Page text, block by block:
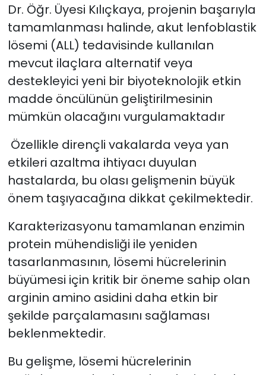
Dr. Öğr. Üyesi Kılıçkaya, projenin başarıyla
tamamlanması halinde, akut lenfoblastik
lösemi (ALL) tedavisinde kullanılan
mevcut ilaçlara alternatif veya
destekleyici yeni bir biyoteknolojik etkin
madde öncülünün geliştirilmesinin
mümkün olacağını vurgulamaktadır
Özellikle dirençli vakalarda veya yan
etkileri azaltma ihtiyacı duyulan
hastalarda, bu olası gelişmenin büyük
önem taşıyacağına dikkat çekilmektedir.
Karakterizasyonu tamamlanan enzimin
protein mühendisliği ile yeniden
tasarlanmasının, lösemi hücrelerinin
büyümesi için kritik bir öneme sahip olan
arginin amino asidini daha etkin bir
şekilde parçalamasını sağlaması
beklenmektedir.
Bu gelişme, lösemi hücrelerinin